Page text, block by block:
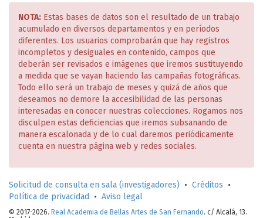
NOTA: Estas bases de datos son el resultado de un trabajo
acumulado en diversos departamentos y en períodos
diferentes. Los usuarios comprobarán que hay registros
incompletos y desiguales en contenido, campos que
deberán ser revisados e imágenes que iremos sustituyendo
a medida que se vayan haciendo las campañas fotográficas.
Todo ello será un trabajo de meses y quizá de años que
deseamos no demore la accesibilidad de las personas
interesadas en conocer nuestras colecciones. Rogamos nos
disculpen estas deficiencias que iremos subsanando de
manera escalonada y de lo cual daremos periódicamente
cuenta en nuestra página web y redes sociales.
Solicitud de consulta en sala (investigadores) • Créditos •
Política de privacidad
• Aviso legal
© 2017-2026. Real Academia de Bellas Artes de San Fernando. c/ Alcalá, 13.